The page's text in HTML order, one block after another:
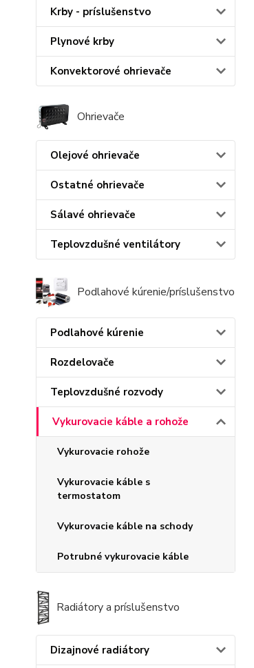
Krby - príslušenstvo
Plynové krby
Konvektorové ohrievače
Ohrievače
Olejové ohrievače
Ostatné ohrievače
Sálavé ohrievače
Teplovzdušné ventilátory
Podlahové kúrenie/príslušenstvo
Podlahové kúrenie
Rozdelovače
Teplovzdušné rozvody
Vykurovacie káble a rohože
Vykurovacie rohože
Vykurovacie káble s
termostatom
Vykurovacie káble na schody
Potrubné vykurovacie káble
Radiátory a príslušenstvo
Dizajnové radiátory